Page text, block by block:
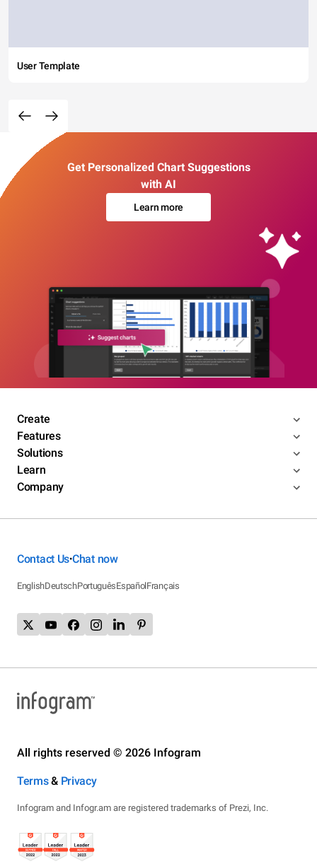
User Template
Get Personalized Chart Suggestions
with AI
Learn more
Create
Features
Solutions
Learn
Company
Contact Us•Chat now
EnglishDeutschPortuguêsEspañolFrançais
All rights reserved © 2026 Infogram
Terms& Privacy
Infogram and Infogr.am are registered trademarks of Prezi, Inc.